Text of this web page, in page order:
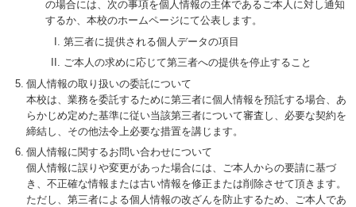
の場合には、次の事項を個人情報の主体であるご本人に対し通知
するか、本校のホームページにて公表します。
第三者に提供される個人データの項目
ご本人の求めに応じて第三者への提供を停止すること
個人情報の取り扱いの委託について
本校は、業務を委託するために第三者に個人情報を預託する場合、あ
らかじめ定めた基準に従い当該第三者について審査し、必要な契約を
締結し、その他法令上必要な措置を講じます。
個人情報に関するお問い合わせについて
個人情報に誤りや変更があった場合には、ご本人からの要請に基づ
き、不正確な情報または古い情報を修正または削除させて頂きます。
ただし、第三者による個人情報の改ざんを防止するため、ご本人であ